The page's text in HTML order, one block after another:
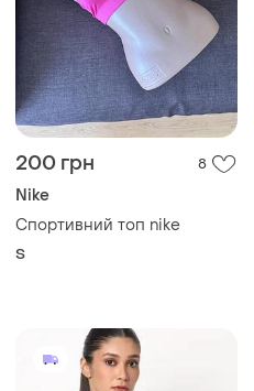
200 грн 8
Nike
Спортивний топ nike
S